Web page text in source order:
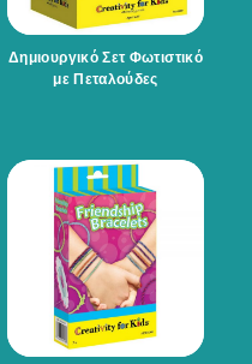
Δημιουργικό Σετ Φωτιστικό
με Πεταλούδες